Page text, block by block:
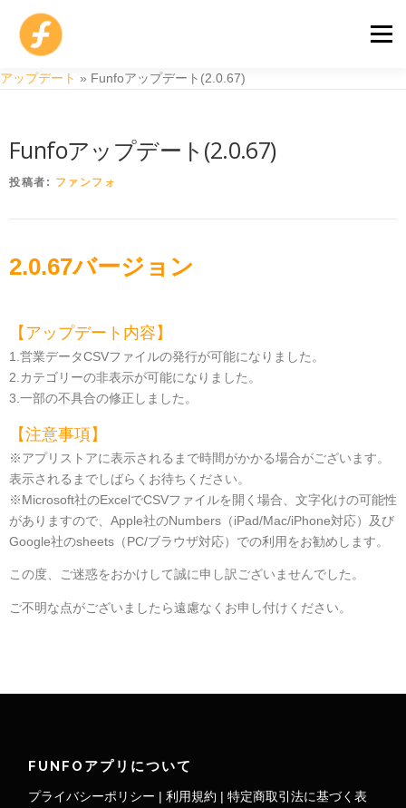
ン
ッ
メニ
アップデート » Funfoアップデート(2.0.67)
Funfoアップデート(2.0.67)
投稿者: ファンフォ
2.0.67バージョン
【アップデート内容】
1.営業データCSVファイルの発行が可能になりました。
2.カテゴリーの非表示が可能になりました。
3.一部の不具合の修正しました。
【注意事項】
※アプリストアに表示されるまで時間がかかる場合がございます。
表示されるまでしばらくお待ちください。
※Microsoft社のExcelでCSVファイルを開く場合、文字化けの可能性
がありますので、Apple社のNumbers（iPad/Mac/iPhone対応）及び
Google社のsheets（PC/ブラウザ対応）での利用をお勧めします。
この度、ご迷惑をおかけして誠に申し訳ございませんでした。
ご不明な点がございましたら遠慮なくお申し付けください。
FUNFOアプリについて
プライバシーポリシー | 利用規約 | 特定商取引法に基づく表